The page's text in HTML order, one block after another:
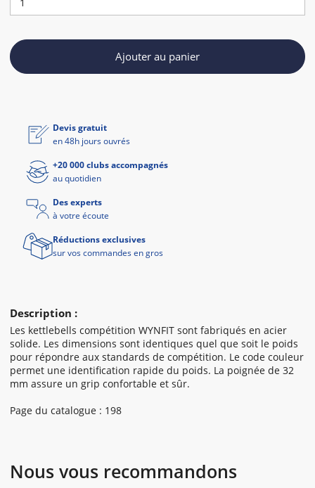
Ajouter au panier
Description :
Les kettlebells compétition WYNFIT sont fabriqués en acier
solide. Les dimensions sont identiques quel que soit le poids
pour répondre aux standards de compétition. Le code couleur
permet une identification rapide du poids. La poignée de 32
mm assure un grip confortable et sûr.
Page du catalogue : 198
Devis gratuit
en 48h jours ouvrés
+20 000 clubs accompagnés
au quotidien
Des experts
à votre écoute
Réductions exclusives
sur vos commandes en gros
Nous vous recommandons